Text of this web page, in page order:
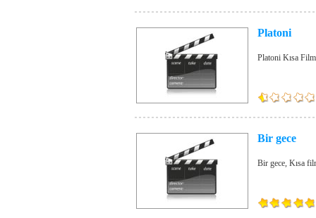
Platoni
Platoni Kısa Film
Bir gece
Bir gece, Kısa